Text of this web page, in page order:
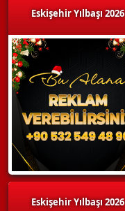
Eskişehir Yılbaşı 2026
Eskişehir Yılbaşı 2026